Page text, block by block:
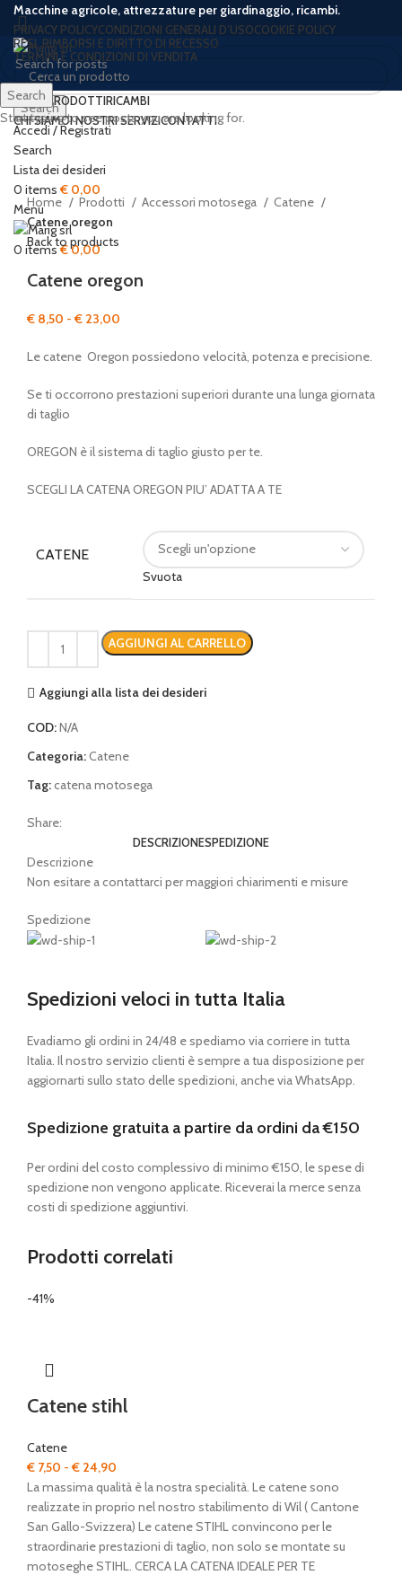
Macchine agricole, attrezzature per giardinaggio, ricambi.
PRIVACY POLICYCONDIZIONI GENERALI D’USOCOOKIE POLICY
RESI, RIMBORSI E DIRITTO DI RECESSO
TERMINI E CONDIZIONI DI VENDITA
Search
Accedi / Registrati
Search
Lista dei desideri
0 items € 0,00
Menu
0 items€0,00
HOME PRODOTTIRICAMBI
CHI SIAMOI NOSTRI SERVIZICONTATTI
-43% Hot
Home
Prodotti Accessori motosega
Catene
Catene oregon
Back to products
Catene oregon
€ 8,50 - € 23,00
prezzo:
€ 8,50
Le catene Oregon possiedono velocità, potenza e precisione.
Se ti occorrono prestazioni superiori durante una lunga giornata
di taglio
OREGON è il sistema di taglio giusto per te.
SCEGLI LA CATENA OREGON PIU’ ADATTA A TE
CATENE
Svuota
AGGIUNGI AL CARRELLO
Aggiungi alla lista dei desideri
COD:N/A
Categoria:Catene
Tag:catena motosega
Share:
DESCRIZIONESPEDIZIONE
Descrizione
Non esitare a contattarci per maggiori chiarimenti e misure
Spedizione
Spedizioni veloci in tutta Italia
Evadiamo gli ordini in 24/48 e spediamo via corriere in tutta
Italia. Il nostro servizio clienti è sempre a tua disposizione per
aggiornarti sullo stato delle spedizioni, anche via WhatsApp.
Spedizione gratuita a partire da ordini da €150
Per ordini del costo complessivo di minimo €150, le spese di
spedizione non vengono applicate. Riceverai la merce senza
costi di spedizione aggiuntivi.
Prodotti correlati
-41%
Catene stihl
Catene
€ 7,50 - € 24,90
di
prezzo:
da
€ 7,50
a
La massima qualità è la nostra specialità. Le catene sono
realizzate in proprio nel nostro stabilimento di Wil ( Cantone
San Gallo-Svizzera) Le catene STIHL convincono per le
straordinarie prestazioni di taglio, non solo se montate su
motoseghe STIHL. CERCA LA CATENA IDEALE PER TE
Search
Start typing to see posts you are looking for.